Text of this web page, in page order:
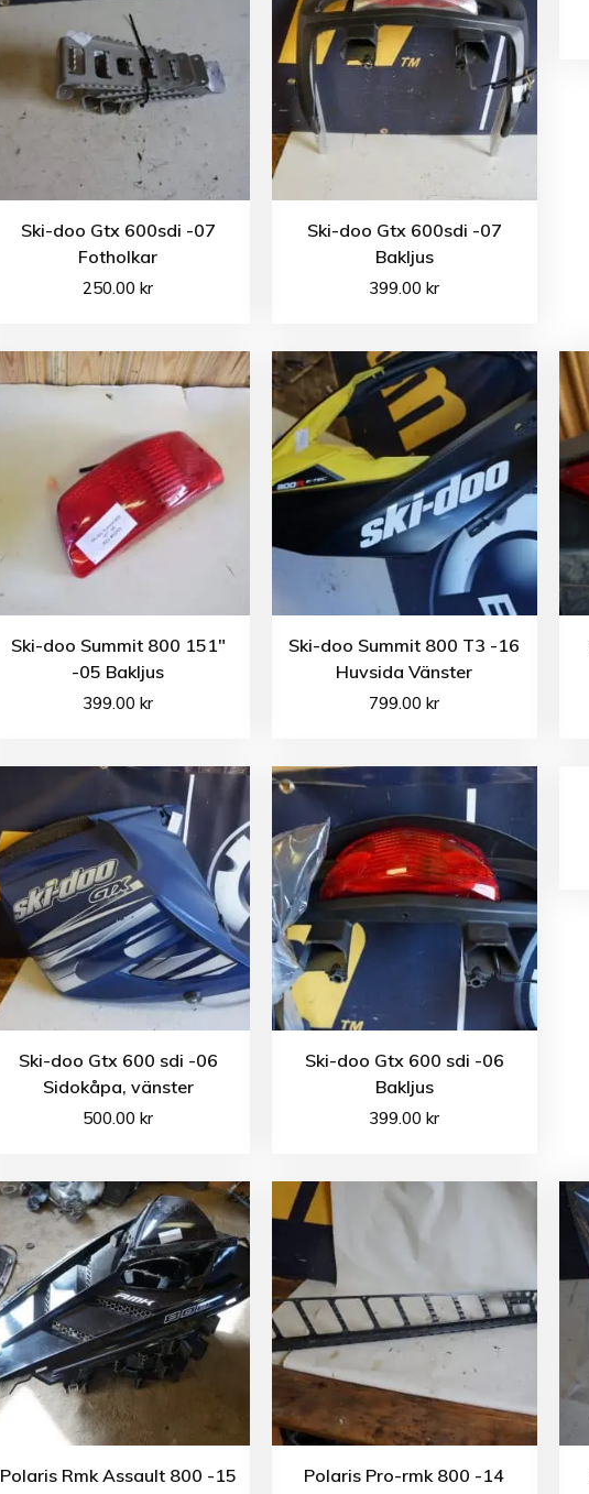
Ski-doo Gtx 600sdi -07
Fotholkar
250.00kr
Ski-doo Gtx 600sdi -07
Bakljus
399.00kr
Ski-doo Summit 800 151″
-05 Bakljus
399.00kr
Ski-doo Summit 800 T3 -16
Huvsida Vänster
799.00kr
Ski-doo Gtx 600 sdi -06
Sidokåpa, vänster
500.00kr
Ski-doo Gtx 600 sdi -06
Bakljus
399.00kr
Polaris Rmk Assault 800 -15
Polaris Pro-rmk 800 -14